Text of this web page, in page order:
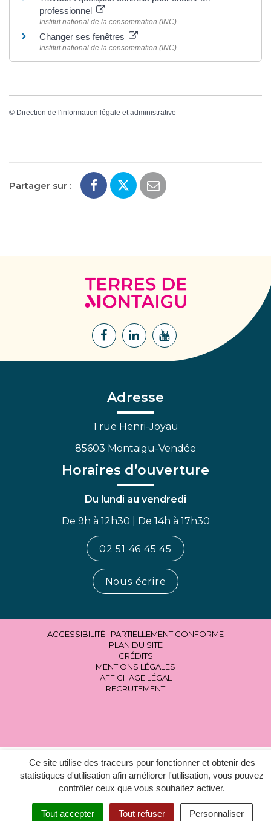
Ce site utilise des traceurs pour fonctionner et obtenir des
statistiques d'utilisation afin améliorer l'utilisation, vous pouvez
contrôler ceux que vous souhaitez activer.
Tout accepter Tout refuser Personnaliser
professionnel
Institut national de la consommation (INC)
Changer ses fenêtres
Institut national de la consommation (INC)
© Direction de l'information légale et administrative
Partager sur :
Terres
de
Montaigu
Lien
Facebook
Lien
Lien
Adresse
1 rue Henri-Joyau
85603 Montaigu-Vendée
Horaires d’ouverture
Du lundi au vendredi
De 9h à 12h30 | De 14h à 17h30
02 51 46 45 45
Nous écrire
ACCESSIBILITÉ : PARTIELLEMENT CONFORME
PLAN DU SITE
CRÉDITS
MENTIONS LÉGALES
AFFICHAGE LÉGAL
RECRUTEMENT